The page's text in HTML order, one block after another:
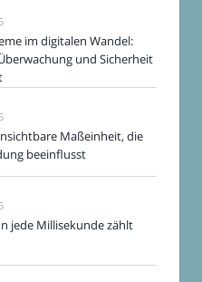
im digitalen Wandel:
und Sicherheit
Maßeinheit, die
beeinflusst
jede Millisekunde zählt